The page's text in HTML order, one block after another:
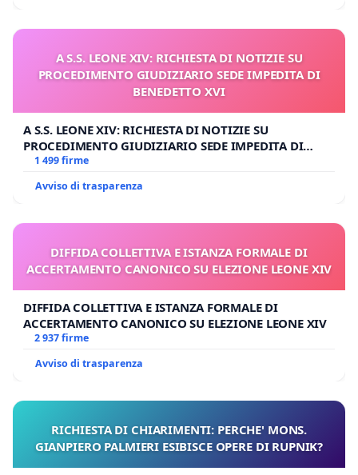
A S.S. LEONE XIV: RICHIESTA DI NOTIZIE SU
PROCEDIMENTO GIUDIZIARIO SEDE IMPEDITA DI
BENEDETTO XVI
A S.S. LEONE XIV: RICHIESTA DI NOTIZIE SU
PROCEDIMENTO GIUDIZIARIO SEDE IMPEDITA DI
BENEDETTO XVI
1 499 firme
Avviso di trasparenza
DIFFIDA COLLETTIVA E ISTANZA FORMALE DI
ACCERTAMENTO CANONICO SU ELEZIONE LEONE XIV
DIFFIDA COLLETTIVA E ISTANZA FORMALE DI
ACCERTAMENTO CANONICO SU ELEZIONE LEONE XIV
2 937 firme
Avviso di trasparenza
RICHIESTA DI CHIARIMENTI: PERCHE' MONS.
GIANPIERO PALMIERI ESIBISCE OPERE DI RUPNIK?